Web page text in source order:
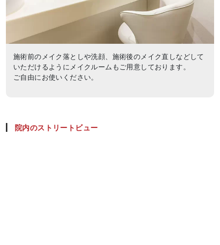
施術前のメイク落としや洗顔、施術後のメイク直しなどして
いただけるようにメイクルームもご用意しております。
ご自由にお使いください。
院内のストリートビュー